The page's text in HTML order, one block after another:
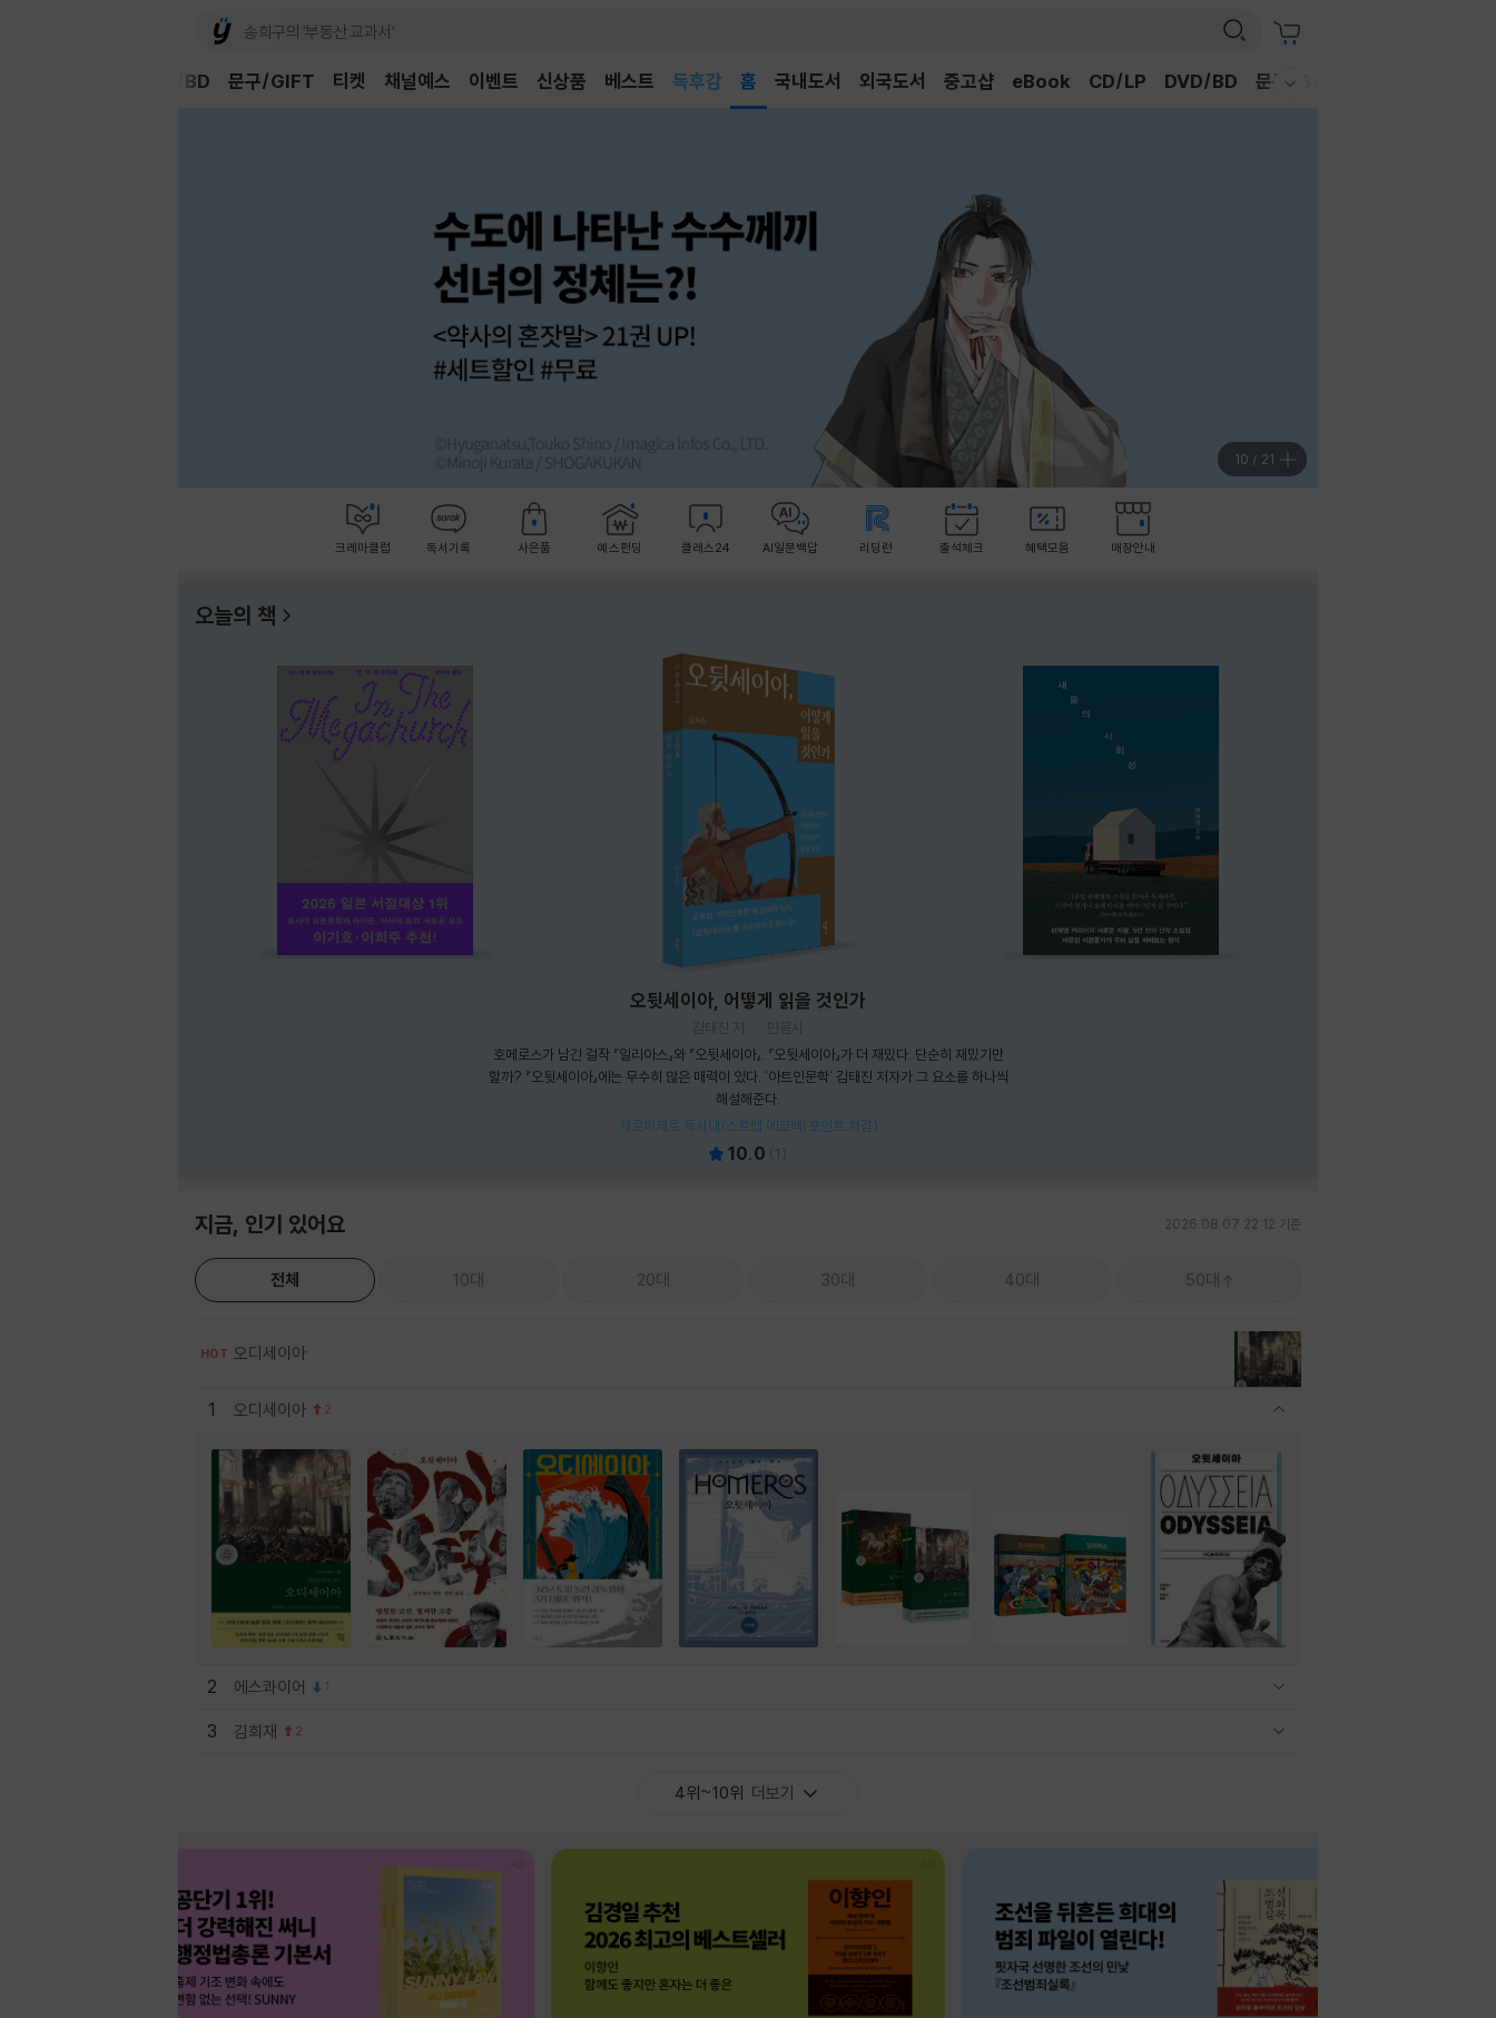
채널예스 이벤트 신상품 베스트
어린이
홈 국내도서 외국도서 중고샵 eBook CD/LP DVD/BD 문구/GIFT
DVD/BD 문구/GIFT 티켓
10 / 21
크레마클럽 독서기록 사은품 예스펀딩 클래스24 AI일문백답 리딩런 출석체크 혜택모음 매장안내
오늘의 책
오뒷세이아, 어떻게 읽을 것인가
김태진 저
민음사
호메로스가 남긴 걸작 『일리아스』와 『오뒷세이아』. 『오뒷세이아』가 더 재밌다. 단순히 재밌기만
할까? 『오뒷세이아』에는 무수히 많은 매력이 있다. '아트인문학' 김태진 저자가 그 요소를 하나씩
해설해준다.
제로퍼제로 독서대/스트랩 에코백(포인트 차감)
10.0 (1 )
지금, 인기 있어요 2026.08.07 22:12 기준
전체 10대 20대 30대 40대 50대
HOT 오디세이아
1 오디세이아 2
2 에스콰이어 1
3 김희재 2
4위~10위 더보기